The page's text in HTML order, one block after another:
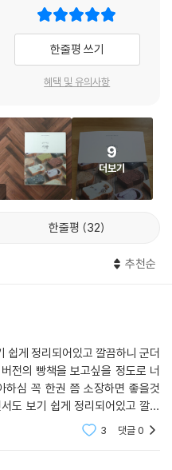
있지만, 누구나 부담을 느끼지 않
했습니다. 빵에 대해 잘 모르는
, 창문 너머 아직 썰지 않은 김이
삼키던 순간들이 떠오르며 식빵
하는 분, 빵에 대해 잘 모르지만
을 보다 다양하게 만들어보고 싶
얻을 수 있길 바랍니다.
내 눈앞에 나타났을 때의 그 기
한줄평 쓰기
혜택 및 유의사항
9
더보기
한줄평 32
추천순
쉽게 정리되어있고 깔끔하니 군더
하심 꼭 한권 쯤 소장하면 좋을것
도 보기 쉽게 정리되어있고 깔끔
3 댓글0